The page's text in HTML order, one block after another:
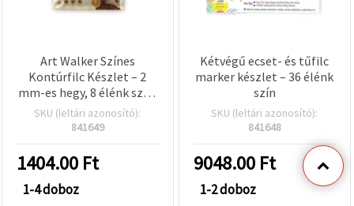
Art Walker Színes
Kontúrfilc Készlet – 2
mm-es hegy, 8 élénk szín,
univerzális rajzoláshoz,
kontúrozáshoz,
scrapbookinghoz és
kézműves projektekhez
SKU (leltári azonosító):
841649
1404.00 Ft
1-4 doboz
Kétvégű ecset- és tűfilc
marker készlet – 36 élénk
szín
SKU (leltári azonosító):
841648
9048.00 Ft
1-2 doboz